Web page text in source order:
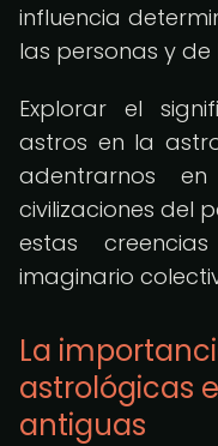
influencia
las personas y de
Explorar el
astros en la
adentrarnos
civilizaciones del
estas
imaginario
La
astrológicas
antiguas